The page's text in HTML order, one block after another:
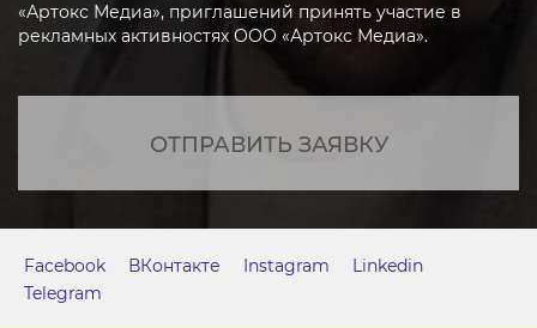
«Артокс Медиа», приглашений принять участие в
рекламных активностях ООО «Артокс Медиа».
ОТПРАВИТЬ ЗАЯВКУ
Facebook ВКонтакте Instagram
Linkedin
Telegram